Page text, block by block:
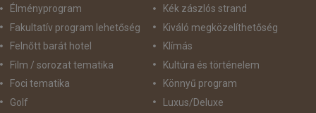
Élményprogram
Fakultatív program lehetőség
Felnőtt barát hotel
Film / sorozat tematika
Foci tematika
Golf
Kék zászlós strand
Kiváló megközelíthetőség
Klímás
Kultúra és történelem
Könnyű program
Luxus/Deluxe